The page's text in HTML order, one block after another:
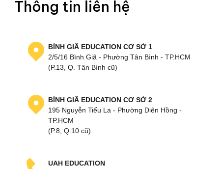
Thông tin liên hệ
BÌNH GIÃ EDUCATION CƠ SỞ 1
2/5/16 Bình Giã - Phường Tân Bình - TP.HCM
(P.13, Q. Tân Bình cũ)
BÌNH GIÃ EDUCATION CƠ SỞ 2
195 Nguyễn Tiểu La - Phường Diên Hồng -
TP.HCM
(P.8, Q.10 cũ)
UAH EDUCATION